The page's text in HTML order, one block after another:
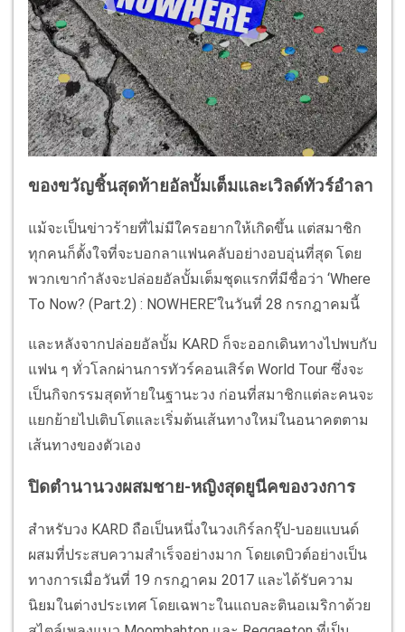
ของขวัญชิ้นสุดท้ายอัลบั้มเต็มและเวิลด์ทัวร์อำลา
แม้จะเป็นข่าวร้ายที่ไม่มีใครอยากให้เกิดขึ้น แต่สมาชิก
ทุกคนก็ตั้งใจที่จะบอกลาแฟนคลับอย่างอบอุ่นที่สุด โดย
พวกเขากำลังจะปล่อยอัลบั้มเต็มชุดแรกที่มีชื่อว่า ‘Where
To Now? (Part.2) : NOWHERE’ในวันที่ 28 กรกฎาคมนี้
และหลังจากปล่อยอัลบั้ม KARD ก็จะออกเดินทางไปพบกับ
แฟน ๆ ทั่วโลกผ่านการทัวร์คอนเสิร์ต World Tour ซึ่งจะ
เป็นกิจกรรมสุดท้ายในฐานะวง ก่อนที่สมาชิกแต่ละคนจะ
แยกย้ายไปเติบโตและเริ่มต้นเส้นทางใหม่ในอนาคตตาม
เส้นทางของตัวเอง
ปิดตำนานวงผสมชาย-หญิงสุดยูนีคของวงการ
สำหรับวง KARD ถือเป็นหนึ่งในวงเกิร์ลกรุ๊ป-บอยแบนด์
ผสมที่ประสบความสำเร็จอย่างมาก โดยเดบิวต์อย่างเป็น
ทางการเมื่อวันที่ 19 กรกฎาคม 2017 และได้รับความ
นิยมในต่างประเทศ โดยเฉพาะในแถบละตินอเมริกาด้วย